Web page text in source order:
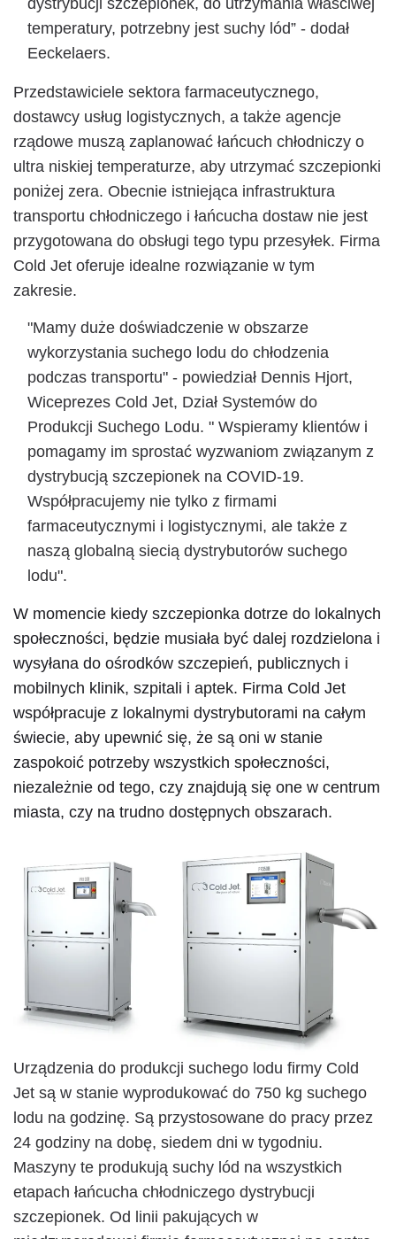
dystrybucji szczepionek, do utrzymania właściwej
temperatury, potrzebny jest suchy lód” - dodał
Eeckelaers.
Przedstawiciele sektora farmaceutycznego,
dostawcy usług logistycznych, a także agencje
rządowe muszą zaplanować łańcuch chłodniczy o
ultra niskiej temperaturze, aby utrzymać szczepionki
poniżej zera. Obecnie istniejąca infrastruktura
transportu chłodniczego i łańcucha dostaw nie jest
przygotowana do obsługi tego typu przesyłek. Firma
Cold Jet oferuje idealne rozwiązanie w tym
zakresie.
"Mamy duże doświadczenie w obszarze
wykorzystania suchego lodu do chłodzenia
podczas transportu" - powiedział Dennis Hjort,
Wiceprezes Cold Jet, Dział Systemów do
Produkcji Suchego Lodu. " Wspieramy klientów i
pomagamy im sprostać wyzwaniom związanym z
dystrybucją szczepionek na COVID-19.
Współpracujemy nie tylko z firmami
farmaceutycznymi i logistycznymi, ale także z
naszą globalną siecią dystrybutorów suchego
lodu".
W momencie kiedy szczepionka dotrze do lokalnych
społeczności, będzie musiała być dalej rozdzielona i
wysyłana do ośrodków szczepień, publicznych i
mobilnych klinik, szpitali i aptek. Firma Cold Jet
współpracuje z lokalnymi dystrybutorami na całym
świecie, aby upewnić się, że są oni w stanie
zaspokoić potrzeby wszystkich społeczności,
niezależnie od tego, czy znajdują się one w centrum
miasta, czy na trudno dostępnych obszarach.
Urządzenia do produkcji suchego lodu firmy Cold
Jet są w stanie wyprodukować do 750 kg suchego
lodu na godzinę. Są przystosowane do pracy przez
24 godziny na dobę, siedem dni w tygodniu.
Maszyny te produkują suchy lód na wszystkich
etapach łańcucha chłodniczego dystrybucji
szczepionek. Od linii pakujących w